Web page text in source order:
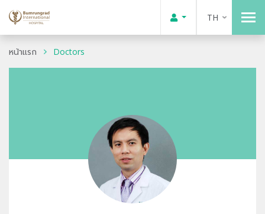
TH
หน้าแรก Doctors